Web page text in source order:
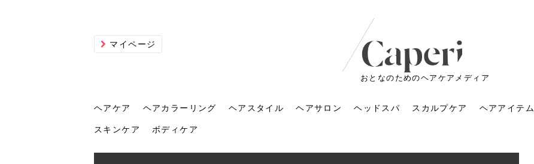
マイページ
おとなのためのヘアケアメディア
ヘアケア ヘアカラーリング ヘアスタイル ヘアサロン ヘッドスパ スカルプケア ヘアアイテム
スキンケア ボディケア